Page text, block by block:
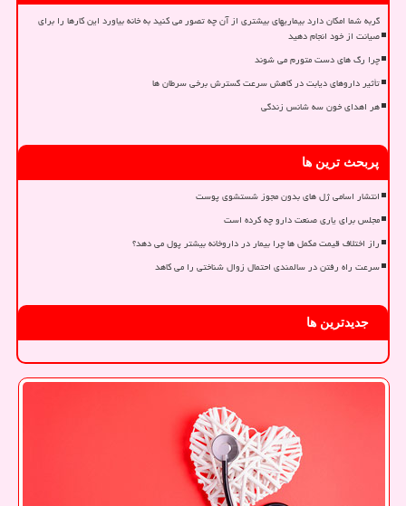
گربه شما امکان دارد بیماریهای بیشتری از آن چه تصور می کنید به خانه بیاورد این کارها را برای
صیانت از خود انجام دهید
چرا رگ های دست متورم می شوند
تأثیر داروهای دیابت در کاهش سرعت گسترش برخی سرطان ها
هر اهدای خون سه شانس زندگی
پربحث ترین ها
انتشار اسامی ژل های بدون مجوز شستشوی پوست
مجلس برای یاری صنعت دارو چه کرده است
راز اختلاف قیمت مکمل ها چرا بیمار در داروخانه بیشتر پول می دهد؟
سرعت راه رفتن در سالمندی احتمال زوال شناختی را می کاهد
جدیدترین ها